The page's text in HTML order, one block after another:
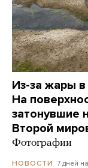
Из-за жары
На
затонувшие
Второй
Фотографии
НОВОСТИ 7 дней